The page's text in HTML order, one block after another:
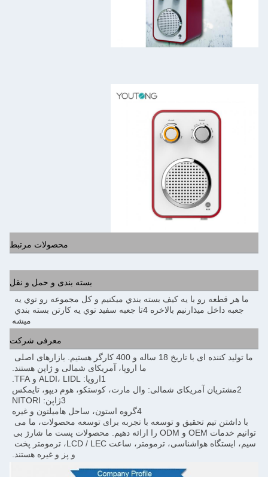
محصولات مرتبط
بسته بندی و حمل و نقل
ميشه
معرفی شرکت
ما اروپا، آمریکای شمالی و ژاپن هستند.
1اروپا: ALDI، LIDL و TFA.
2مشتریان آمریکای شمالی: وال مارت، کوستکو، هوم دیپو، تایمکس
3ژاپن: NITORI
4گروه استون، ساحل هاميلتون و غیره
و پز و غیره هستند.